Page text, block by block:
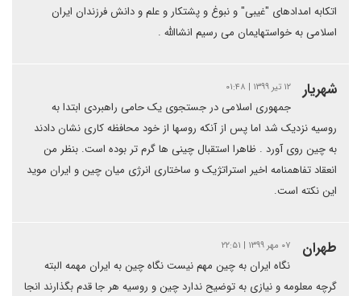
اتکابه امدادهای "غیبی" و نبوغ و پشتکار و علم و دانش فرزندان ایران
اسلامی به خواستهایمان می رسیم انشاالله .
شهریار ۱۲ تیر ۱۳۹۹ | ۰۱:۴۸
جمهوری اسلامی در جستجوی یک حامی راهبردی ابتدا به
روسیه نزدیک شد اما پس از آنکه روسها از خود محافظه کاری نشان دادند
به چین روی آورد . ظاهرا استقبال چینی ها گرم تر بوده است. بنظر من
انعقاد تفاهمنامه اخیر استراتژیک و ساختاری انرژی میان چین و ایران موید
این نکته است.
طهران ۰۷ مهر ۱۳۹۹ | ۲۲:۵۱
نگاه ایران به چین مهم نیست نگاه چین به ایران مهمه البته
گرچه معلومه و نیازی به توضیح ندارد چین و روسیه هر جا قدم بگذارند انجا